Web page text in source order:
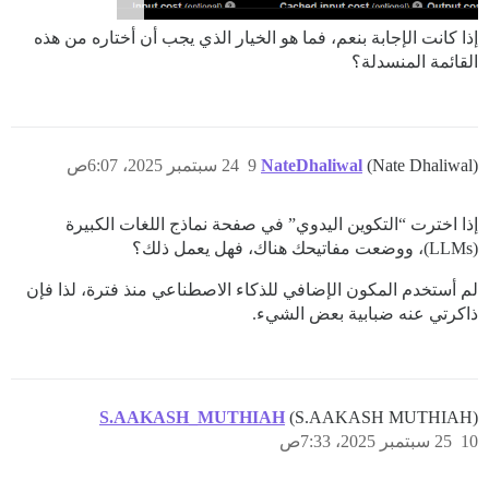
إذا كانت الإجابة بنعم، فما هو الخيار الذي يجب أن أختاره من هذه
القائمة المنسدلة؟
NateDhaliwal (Nate Dhaliwal) 24 سبتمبر 2025، 6:07ص 9
إذا اخترت “التكوين اليدوي” في صفحة نماذج اللغات الكبيرة
(LLMs)، ووضعت مفاتيحك هناك، فهل يعمل ذلك؟
لم أستخدم المكون الإضافي للذكاء الاصطناعي منذ فترة، لذا فإن
ذاكرتي عنه ضبابية بعض الشيء.
S.AAKASH_MUTHIAH (S.AAKASH MUTHIAH)
25 سبتمبر 2025، 7:33ص 10